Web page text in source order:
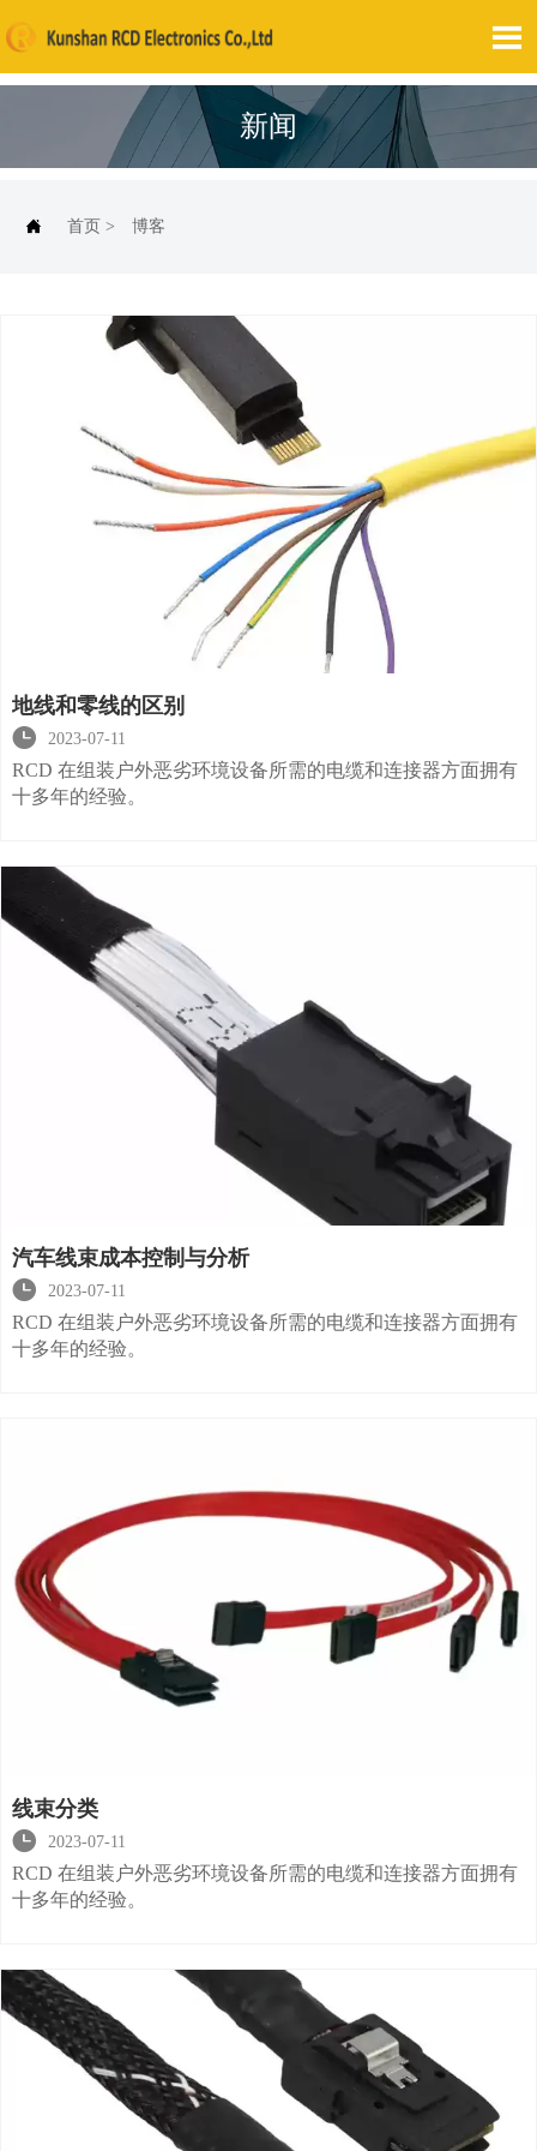

新闻
 首页 > 博客
地线和零线的区别

2023-07-11
RCD 在组装户外恶劣环境设备所需的电缆和连接器方面拥有
十多年的经验。
汽车线束成本控制与分析

2023-07-11
RCD 在组装户外恶劣环境设备所需的电缆和连接器方面拥有
十多年的经验。
线束分类

2023-07-11
RCD 在组装户外恶劣环境设备所需的电缆和连接器方面拥有
十多年的经验。